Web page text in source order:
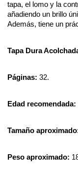
tapa, el lomo y la
añadiendo un brillo
Además, tiene un
Tapa Dura
Páginas: 32.
Edad recomendada:
Tamaño
Peso aproximado: